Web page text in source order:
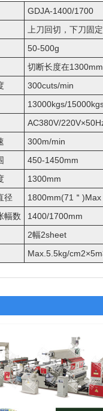
GDJA-1400/1700
上刀回切，下刀固定
50-500g
切断长度在
300cuts/min
13000kgs/
AC380V/
300m/min
450-1450mm
1300mm
径
1800mm(71＂)Max
幅数
1400/1700mm
2幅2sheet
Max.5.5kg/